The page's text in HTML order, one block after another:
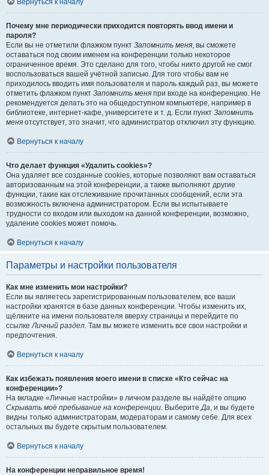
Вернуться к началу
Почему мне периодически приходится повторять ввод имени и
пароля?
Если вы не отметили флажком пункт Запомнить меня, вы сможете
оставаться под своим именем на конференции только некоторое
ограниченное время. Это сделано для того, чтобы никто другой не смог
воспользоваться вашей учётной записью. Для того чтобы вам не
приходилось вводить имя пользователя и пароль каждый раз, вы можете
отметить флажком пункт Запомнить меня при входе на конференцию. Не
рекомендуется делать это на общедоступном компьютере, например в
библиотеке, интернет-кафе, университете и т. д. Если пункт Запомнить
меня отсутствует, это значит, что администратор отключил эту функцию.
Вернуться к началу
Что делает функция «Удалить cookies»?
Она удаляет все созданные cookies, которые позволяют вам оставаться
авторизованным на этой конференции, а также выполняют другие
функции, такие как отслеживание прочитанных сообщений, если эта
возможность включена администратором. Если вы испытываете
трудности со входом или выходом на данной конференции, возможно,
удаление cookies может помочь.
Вернуться к началу
Параметры и настройки пользователя
Как мне изменить мои настройки?
Если вы являетесь зарегистрированным пользователем, все ваши
настройки хранятся в базе данных конференции. Чтобы изменить их,
щёлкните на имени пользователя вверху страницы и перейдите по
ссылкеЛичный раздел. Там вы можете изменить все свои настройки и
предпочтения.
Вернуться к началу
Как избежать появления моего имени в списке «Кто сейчас на
конференции»?
На вкладке «Личные настройки» в личном разделе вы найдёте опцию
Скрывать моё пребывание на конференции. ВыберитеДа, и вы будете
видны только администраторам, модераторам и самому себе. Для всех
остальных вы будете скрытым пользователем.
Вернуться к началу
На конференции неправильное время!